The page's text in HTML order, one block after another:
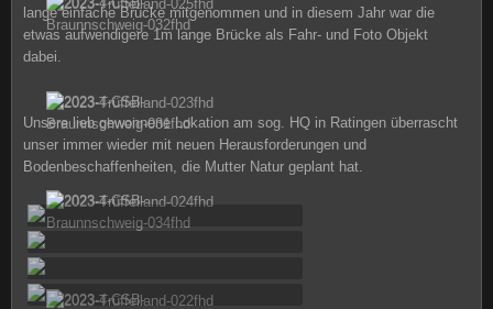
lange einfache Brücke mitgenommen und in diesem Jahr war die
etwas aufwendigere 1m lange Brücke als Fahr- und Foto Objekt
dabei.
Unsere lieb gewonnene Lokation am sog. HQ in Ratingen überrascht
unser immer wieder mit neuen Herausforderungen und
Bodenbeschaffenheiten, die Mutter Natur geplant hat.